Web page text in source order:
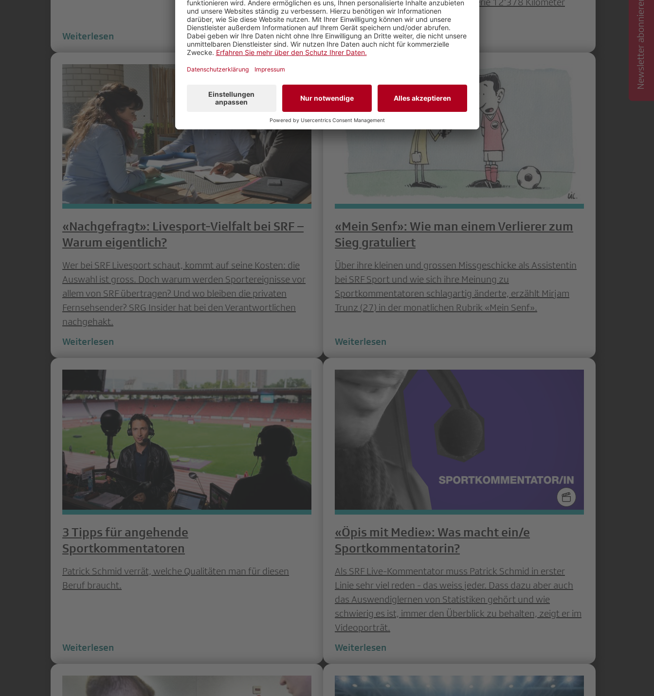
Weiterlesen
durch Australien.
Weiterlesen
«Nachgefragt»: Livesport-Vielfalt bei SRF –
Warum eigentlich?
Wer bei SRF Livesport schaut, kommt auf seine Kosten: die
Auswahl ist gross. Doch warum werden Sportereignisse vor
allem von SRF übertragen? Und wo bleiben die privaten
Fernsehsender? SRG Insider hat bei den Verantwortlichen
nachgehakt.
Weiterlesen
«Mein Senf»: Wie man einem Verlierer zum
Sieg gratuliert
Über ihre kleinen und grossen Missgeschicke als Assistentin
bei SRF Sport und wie sich ihre Meinung zu
Sportkommentatoren schlagartig änderte, erzählt Mirjam
Trunz (27) in der monatlichen Rubrik «Mein Senf».
Weiterlesen
3 Tipps für angehende
Sportkommentatoren
Patrick Schmid verrät, welche Qualitäten man für diesen
Beruf braucht.
Weiterlesen
«Öpis mit Medie»: Was macht ein/e
Sportkommentatorin?
Als SRF Live-Kommentator muss Patrick Schmid in erster
Linie sehr viel reden - das weiss jeder. Dass dazu aber auch
das Auswendiglernen von Statistiken gehört und wie
schwierig es ist, immer den Überblick zu behalten, zeigt er im
Videoporträt.
Weiterlesen
Newsletter abonnieren